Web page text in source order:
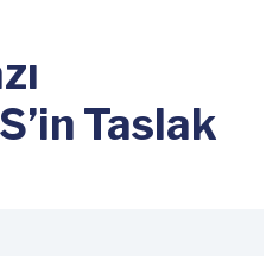
Taslak